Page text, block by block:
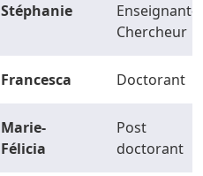
Stéphanie
Enseignant-
Chercheur
Francesca Doctorant
Marie-
Félicia
Post
doctorant